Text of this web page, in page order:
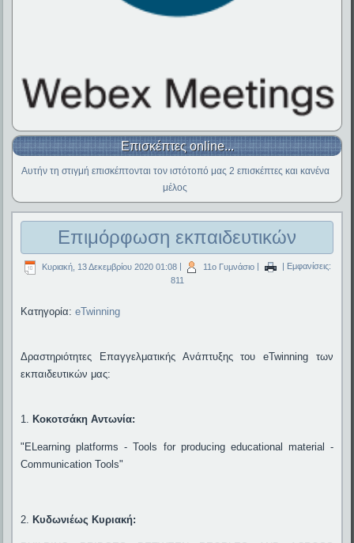
Επισκέπτες online...
Αυτήν τη στιγμή επισκέπτονται τον ιστότοπό μας 2 επισκέπτες και κανένα
μέλος
Επιμόρφωση εκπαιδευτικών
Κυριακή, 13 Δεκεμβρίου 2020 01:08 11ο Γυμνάσιο
| Εμφανίσεις:
811
Κατηγορία:eTwinning
Δραστηριότητες Επαγγελματικής Ανάπτυξης του eTwinning των
εκπαιδευτικών μας:
1. Κοκοτσάκη Αντωνία:
"ELearning platforms - Tools for producing educational material -
Communication Tools"
2. Κυδωνιέως Κυριακή: